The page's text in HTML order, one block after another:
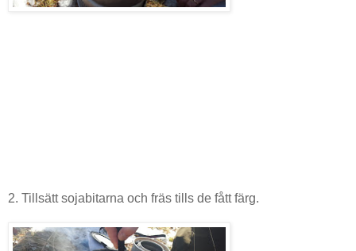
2. Tillsätt sojabitarna och fräs tills de fått färg.